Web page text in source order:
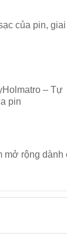
của pin, giai
– Tự
pin
mở rộng dành